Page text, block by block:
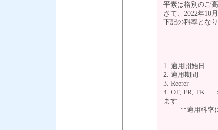
平素は格別のご
さて、2022年10
下記の料率とな
1. 適用開始日
2. 適用期間 ：
3. Reefer ： リ
4. OT, FR, TK ：
ます
**適用料率に